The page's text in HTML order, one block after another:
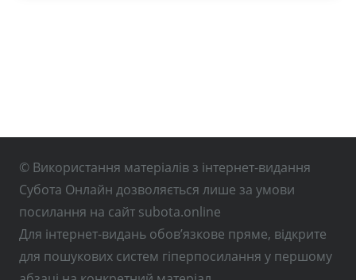
© Використання матеріалів з інтернет-видання
Субота Онлайн дозволяється лише за умови
посилання на сайт subota.online
Для інтернет-видань обов’язкове пряме, відкрите
для пошукових систем гіперпосилання у першому